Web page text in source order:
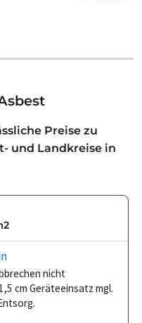
Preise zu
und Landkreise in
nicht
cm Geräteeinsatz mgl.